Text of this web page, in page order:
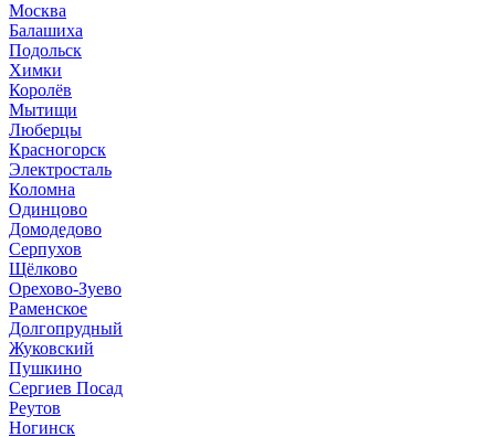
Москва
Балашиха
Подольск
Химки
Королёв
Мытищи
Люберцы
Красногорск
Электросталь
Коломна
Одинцово
Домодедово
Серпухов
Щёлково
Орехово-Зуево
Раменское
Долгопрудный
Жуковский
Пушкино
Сергиев Посад
Реутов
Ногинск